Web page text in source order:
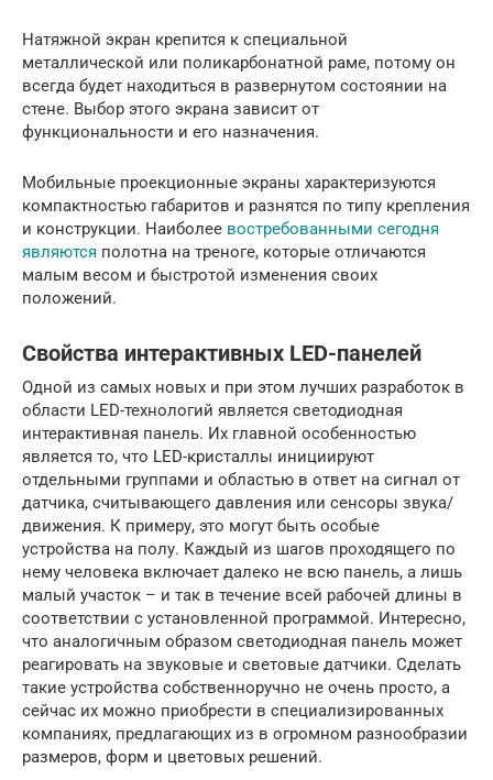
Натяжной экран крепится к специальной
металлической или поликарбонатной раме, потому он
всегда будет находиться в развернутом состоянии на
стене. Выбор этого экрана зависит от
функциональности и его назначения.
Мобильные проекционные экраны характеризуются
компактностью габаритов и разнятся по типу крепления
и конструкции. Наиболее востребованными сегодня
являются полотна на треноге, которые отличаются
малым весом и быстротой изменения своих
положений.
Свойства интерактивных LЕD-панелей
Одной из самых новых и при этом лучших разработок в
области LЕD-технологий является светодиодная
интерактивная панель. Их главной особенностью
является то, что LЕD-кристаллы инициируют
отдельными группами и областью в ответ на сигнал от
датчика, считывающего давления или сенсоры звука/
движения. К примеру, это могут быть особые
устройства на полу. Каждый из шагов проходящего по
нему человека включает далеко не всю панель, а лишь
малый участок – и так в течение всей рабочей длины в
соответствии с установленной программой. Интересно,
что аналогичным образом светодиодная панель может
реагировать на звуковые и световые датчики. Сделать
такие устройства собственноручно не очень просто, а
сейчас их можно приобрести в специализированных
компаниях, предлагающих из в огромном разнообразии
размеров, форм и цветовых решений.